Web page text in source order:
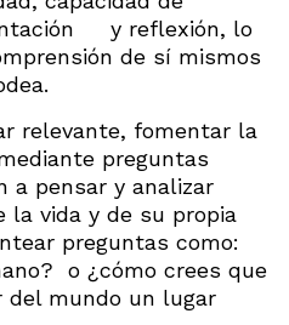
y reflexión, lo
de sí mismos
relevante, fomentar la
preguntas
a pensar y analizar
la vida y de su propia
preguntas como:
o ¿cómo crees que
del mundo un lugar